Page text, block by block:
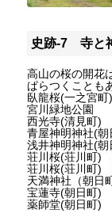
史跡-7 寺と
高山の桜の開花
ぱらつくことも
臥龍桜(一之宮町)
宮川緑地公園
西光寺(清見町)
青屋神明神社(朝
浅井神明神社(朝
荘川桜(荘川町)
荘川桜(荘川町)
天満神社（朝日
宝蓮寺(朝日町)
薬師堂(朝日町)